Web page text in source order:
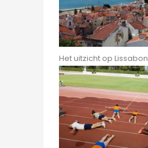
Het uitzicht op Lissabon